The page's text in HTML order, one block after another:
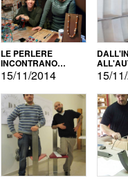
LE PERLERE
INCONTRANO
L'AUTOPRODUZIONE
15/11/2014 15/